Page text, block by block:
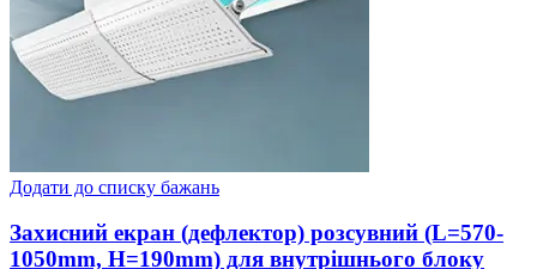
Додати до списку бажань
Захисний екран (дефлектор) розсувний (L=570-
1050mm, H=190mm) для внутрішнього блоку